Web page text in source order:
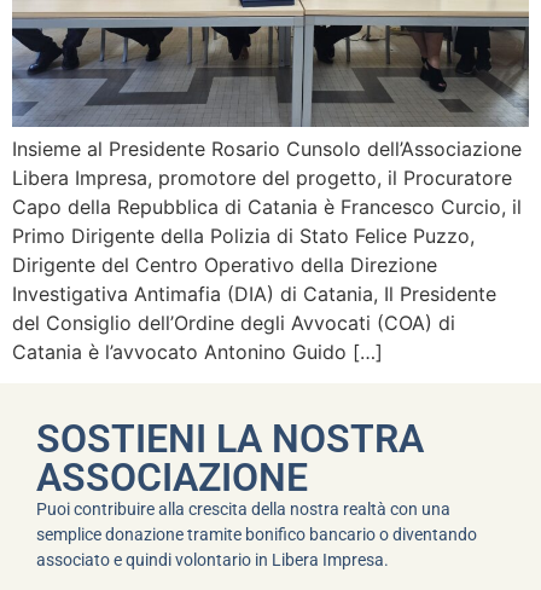
Insieme al Presidente Rosario Cunsolo dell’Associazione
Libera Impresa, promotore del progetto, il Procuratore
Capo della Repubblica di Catania è Francesco Curcio, il
Primo Dirigente della Polizia di Stato Felice Puzzo,
Dirigente del Centro Operativo della Direzione
Investigativa Antimafia (DIA) di Catania, Il Presidente
del Consiglio dell’Ordine degli Avvocati (COA) di
Catania è l’avvocato Antonino Guido […]
SOSTIENI LA NOSTRA
ASSOCIAZIONE
Puoi contribuire alla crescita della nostra realtà con una
semplice donazione tramite bonifico bancario o diventando
associato e quindi volontario in Libera Impresa.